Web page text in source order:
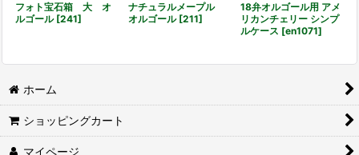
フォト宝石箱 大 オ
ルゴール [241]
ナチュラルメープル
オルゴール [211]
18弁オルゴール用 アメ
リカンチェリー シンプ
ルケース [en1071]
ホーム
ショッピングカート
マイページ